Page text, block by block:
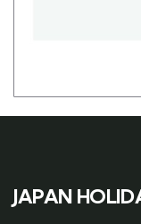
JAPAN